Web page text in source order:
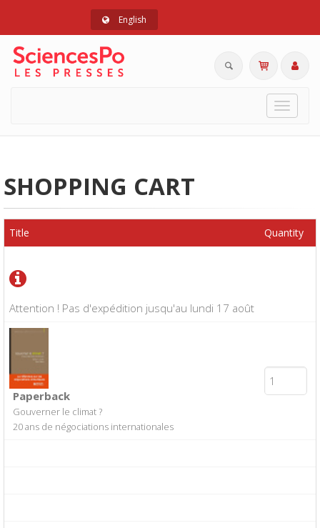
English
Toggle
SHOPPING CART
Attention ! Pas d'expédition jusqu'au lundi 17 août
Title Quantity
Paperback
Gouverner le climat ?
20 ans de négociations internationales